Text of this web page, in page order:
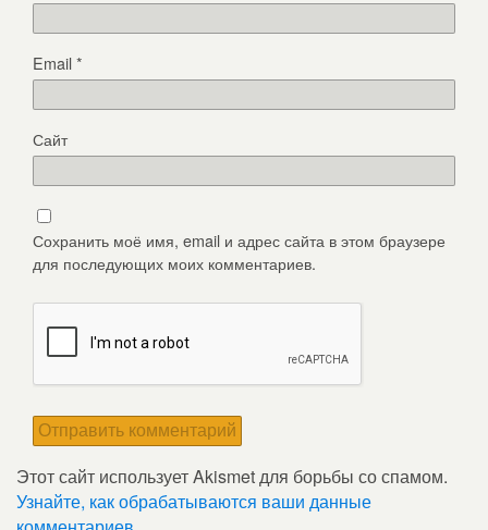
Email*
Сайт
Сохранить моё имя, email и адрес сайта в этом браузере
для последующих моих комментариев.
Этот сайт использует Akismet для борьбы со спамом.
Узнайте, как обрабатываются ваши данные